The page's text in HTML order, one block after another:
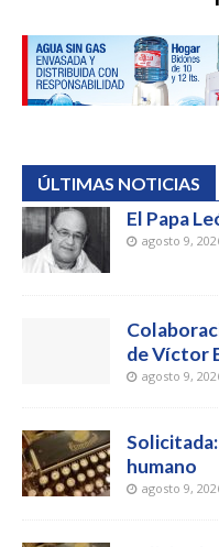
ÚLTIMAS NOTICIAS
El Papa
agosto 9,
de Víctor
agosto 9,
humano
agosto 9,